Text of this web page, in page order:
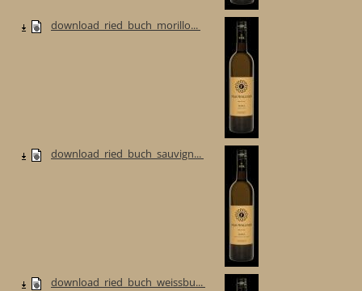
download_ried_buch_morillo...
download_ried_buch_sauvign...
download_ried_buch_weissbu...